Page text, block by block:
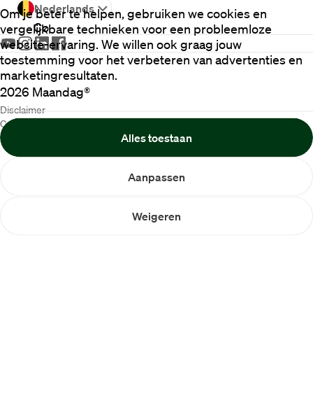
Contact
Om je beter te helpen, gebruiken we cookies en
vergelijkbare technieken voor een probleemloze
website-ervaring. We willen ook graag jouw
toestemming voor het verbeteren van advertenties en
marketingresultaten.
Weigeren
Aanpassen
Alles toestaan
Nederlands
2026 Maandag®
Disclaimer
Cookiebeleid
Privacybeleid